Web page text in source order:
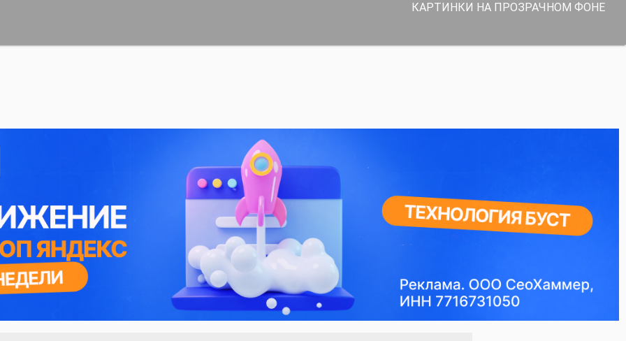
КАРТИНКИ НА ПРОЗРАЧНОМ ФОНЕ